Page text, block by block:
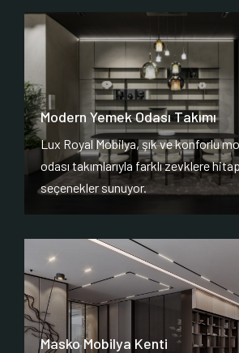
Modern Yemek Odası Takımı
Lux Royal Mobilya, şık ve konforlu
odası takımlarıyla farklı zevklere
seçenekler sunuyor.
Masko Mobilya Kenti